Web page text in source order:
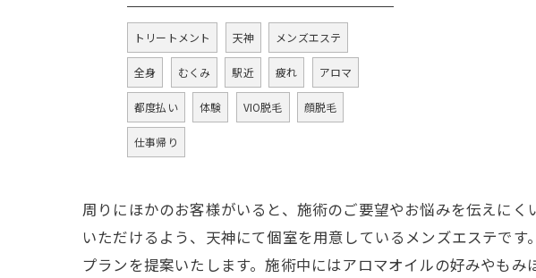
トリートメント 天神 メンズエステ
全身 むくみ 駅近 疲れ アロマ
都度払い 体験 VIO脱毛 顔脱毛
仕事帰り
周りにほかのお客様がいると、施術のご要望やお悩みを伝えに
いただけるよう、天神にて個室を用意しているメンズエステで
プランを提案いたします。施術中にはアロマオイルの好みやも